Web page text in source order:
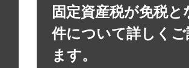
固定資産税が免税と
件について詳しくご
ます。